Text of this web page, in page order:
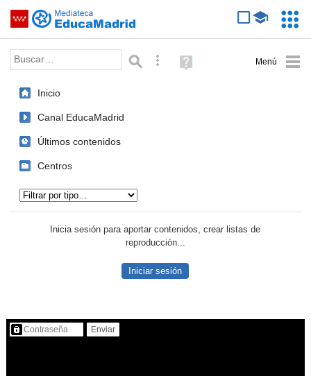
Saltar navegación
Palabra o frase: Búsqueda avanzada
Ayuda
(en
Inicio
Canal EducaMadrid
Últimos contenidos
Centros
Inicia sesión para aportar contenidos, crear listas de
reproducción...
Iniciar sesión
Contenido protegido…